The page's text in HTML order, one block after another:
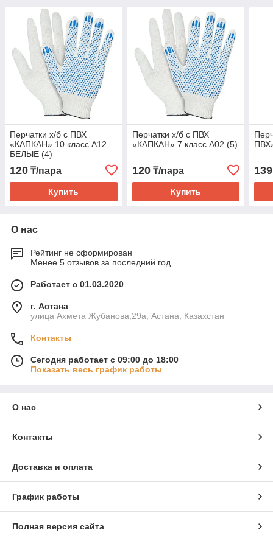
Перчатки х/б с ПВХ
«КАПКАН» 10 класс А12
БЕЛЫЕ (4)
120 ₸/пара
Купить
Перчатки х/б с ПВХ
«КАПКАН» 7 класс А02 (5)
120₸/пара
Купить
139
О нас
Рейтинг не сформирован
Менее 5 отзывов за последний год
Работает с 01.03.2020
г. Астана
улица Ахмета Жубанова,29а, Астана, Казахстан
Контакты
Сегодня работает с 09:00 до 18:00
Показать весь график работы
О нас
Контакты
Доставка и оплата
График работы
Полная версия сайта